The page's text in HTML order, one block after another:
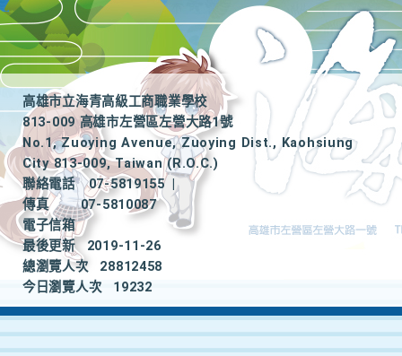
高雄市立海青高級工商職業學校
813-009 高雄市左營區左營大路1號
No.1, Zuoying Avenue, Zuoying Dist., Kaohsiung
City 813-009, Taiwan (R.O.C.)
聯絡電話
07-5819155
|
傳真
07-5810087
電子信箱
最後更新
2019-11-26
總瀏覽人次
28812458
今日瀏覽人次
19232